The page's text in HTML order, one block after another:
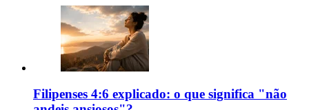
Filipenses 4:6 explicado: o que significa "não